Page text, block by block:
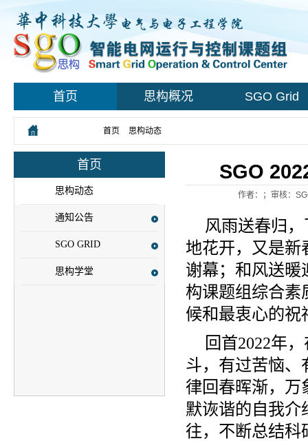
首页 思构概况 SGO Grid
首页 思构动态
首页
思构动态
通知公告
SGO GRID
思构学堂
SGO
作者：；审核：
风雨送春归
地花开，又是新
谢幕；和风送暖
构课题组综合素
候和最衷心的祝
回首2022年
斗，有过苦恼、
律回春晖渐，万
默诙谐的自我介
往，不断总结科